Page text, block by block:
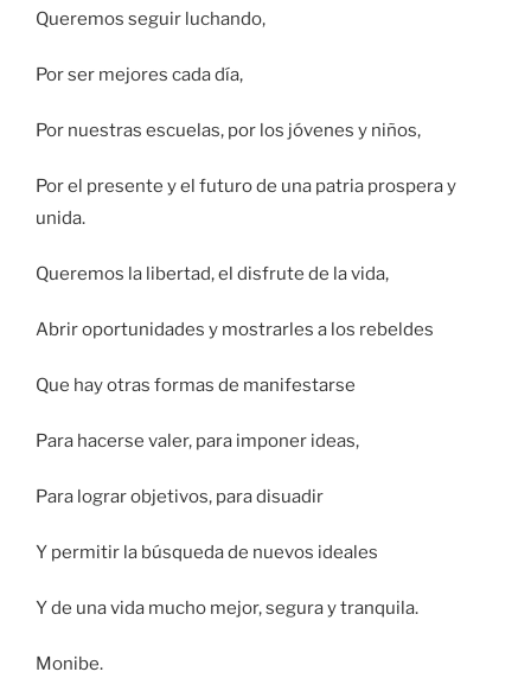
Queremos seguir luchando,
Por ser mejores cada día,
Por nuestras escuelas, por los jóvenes y niños,
Por el presente y el futuro de una patria prospera y
unida.
Queremos la libertad, el disfrute de la vida,
Abrir oportunidades y mostrarles a los rebeldes
Que hay otras formas de manifestarse
Para hacerse valer, para imponer ideas,
Para lograr objetivos, para disuadir
Y permitir la búsqueda de nuevos ideales
Y de una vida mucho mejor, segura y tranquila.
Monibe.